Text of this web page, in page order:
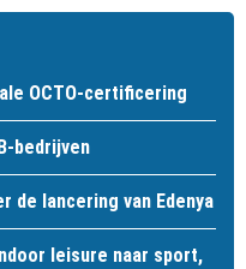
OCTO-certificering
bedrijven
de lancering van Edenya
leisure naar sport,